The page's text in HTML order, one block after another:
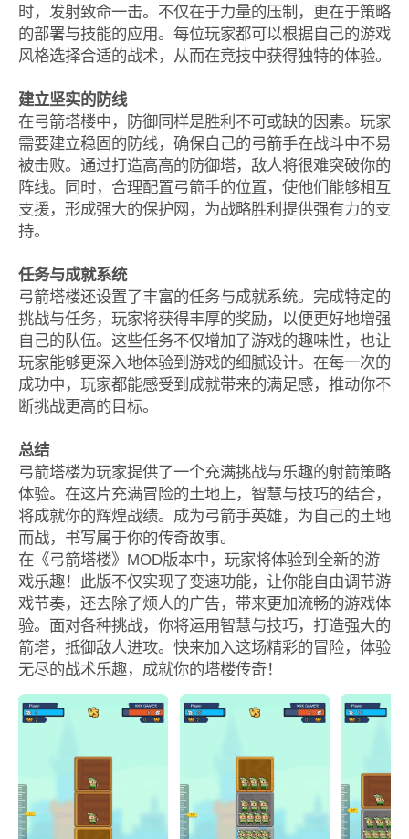
时，发射致命一击。不仅在于力量的压制，更在于策略
的部署与技能的应用。每位玩家都可以根据自己的游戏
风格选择合适的战术，从而在竞技中获得独特的体验。
建立坚实的防线
在弓箭塔楼中，防御同样是胜利不可或缺的因素。玩家
需要建立稳固的防线，确保自己的弓箭手在战斗中不易
被击败。通过打造高高的防御塔，敌人将很难突破你的
阵线。同时，合理配置弓箭手的位置，使他们能够相互
支援，形成强大的保护网，为战略胜利提供强有力的支
持。
任务与成就系统
弓箭塔楼还设置了丰富的任务与成就系统。完成特定的
挑战与任务，玩家将获得丰厚的奖励，以便更好地增强
自己的队伍。这些任务不仅增加了游戏的趣味性，也让
玩家能够更深入地体验到游戏的细腻设计。在每一次的
成功中，玩家都能感受到成就带来的满足感，推动你不
断挑战更高的目标。
总结
弓箭塔楼为玩家提供了一个充满挑战与乐趣的射箭策略
体验。在这片充满冒险的土地上，智慧与技巧的结合，
将成就你的辉煌战绩。成为弓箭手英雄，为自己的土地
而战，书写属于你的传奇故事。
在《弓箭塔楼》MOD版本中，玩家将体验到全新的游
戏乐趣！此版不仅实现了变速功能，让你能自由调节游
戏节奏，还去除了烦人的广告，带来更加流畅的游戏体
验。面对各种挑战，你将运用智慧与技巧，打造强大的
箭塔，抵御敌人进攻。快来加入这场精彩的冒险，体验
无尽的战术乐趣，成就你的塔楼传奇！